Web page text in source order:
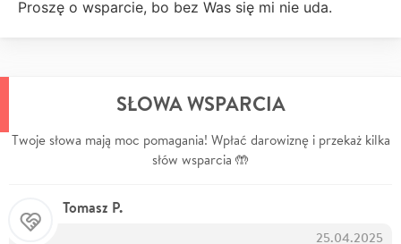
Proszę o wsparcie, bo bez Was się mi nie uda.
SŁOWA WSPARCIA
Twoje słowa mają moc pomagania! Wpłać darowiznę i przekaż kilka
słów wsparcia 🤲
Tomasz P.
25.04.2025